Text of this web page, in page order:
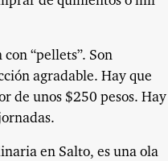
“pellets”. Son
agradable. Hay que
de unos $250 pesos. Hay
en Salto, es una ola